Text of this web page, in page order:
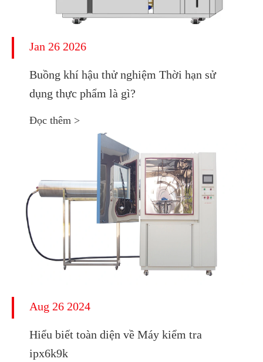
Jan 26 2026
Buồng khí hậu thử nghiệm Thời hạn sử
dụng thực phẩm là gì?
Đọc thêm >
Aug 26 2024
Hiểu biết toàn diện về Máy kiểm tra
ipx6k9k